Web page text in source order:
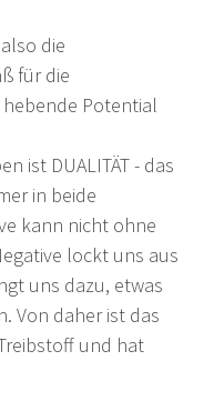
die
für die
Potential
ist DUALITÄT - das
in beide
kann nicht ohne
lockt uns aus
uns dazu, etwas
Von daher ist das
und hat